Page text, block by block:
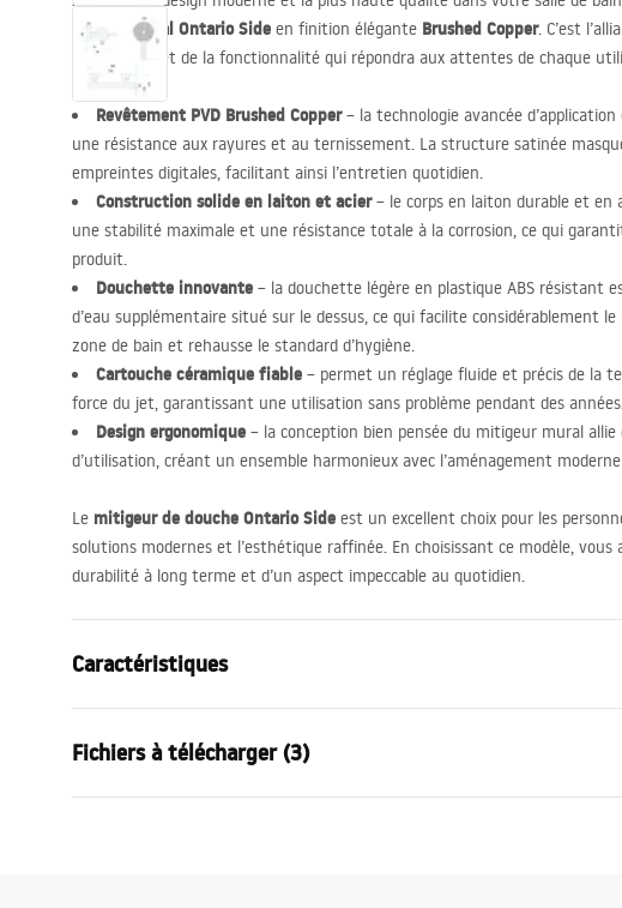
douche mural Ontario Side en finition élégante Brushed Copper. C’est
minimaliste et de la fonctionnalité qui répondra aux attentes de chaque
Revêtement PVD Brushed Copper– la technologie avancée
une résistance aux rayures et au ternissement. La structure satinée
empreintes digitales, facilitant ainsi l’entretien quotidien.
Construction solide en laiton et acier– le corps en laiton durable et en
une stabilité maximale et une résistance totale à la corrosion, ce qui
produit.
Douchette innovante – la douchette légère en plastique ABS résistant
d’eau supplémentaire situé sur le dessus, ce qui facilite considérablement
zone de bain et rehausse le standard d’hygiène.
Cartouche céramique fiable – permet un réglage fluide et précis de la
force du jet, garantissant une utilisation sans problème pendant des
Design ergonomique – la conception bien pensée du mitigeur mural
d’utilisation, créant un ensemble harmonieux avec l’aménagement
Le mitigeur de douche Ontario Side est un excellent choix pour les
solutions modernes et l’esthétique raffinée. En choisissant ce modèle, vous
durabilité à long terme et d’un aspect impeccable au quotidien.
Caractéristiques
Méthode de montage
Couleur
Cuivre brossé
Fichiers à télécharger (3)